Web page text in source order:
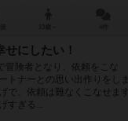
にしたい！
冒険者となり、依頼をこな
トナーとの思い出作りをしま
で、依頼は難なくこなせます
すぎる...